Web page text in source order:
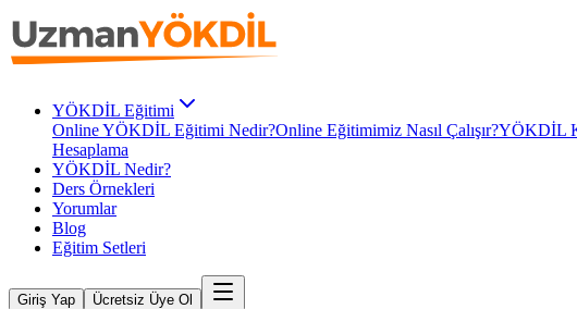
YÖKDİL Eğitimi
Online YÖKDİL Eğitimi Nedir?Online Eğitimimiz Nasıl Çalışır?YÖKDİL
Hesaplama
YÖKDİL Nedir?
Ders Örnekleri
Yorumlar
Blog
Eğitim Setleri
Giriş Yap Ücretsiz Üye Ol